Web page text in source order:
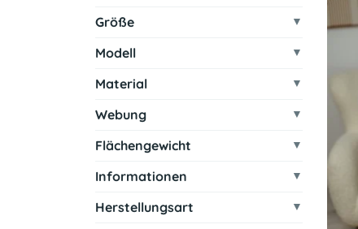
Größe
Modell
Material
Webung
Flächengewicht
Informationen
Herstellungsart